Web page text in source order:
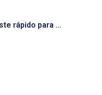
Fiocruz pesquisa teste rápido para detectar casos de chikungunya